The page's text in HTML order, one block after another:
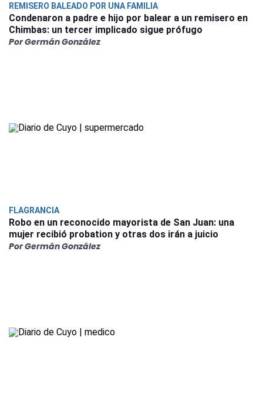
REMISERO BALEADO POR UNA FAMILIA
Condenaron a padre e hijo por balear a un remisero en
Chimbas: un tercer implicado sigue prófugo
Por Germán González
FLAGRANCIA
Robo en un reconocido mayorista de San Juan: una
mujer recibió probation y otras dos irán a juicio
Por Germán González